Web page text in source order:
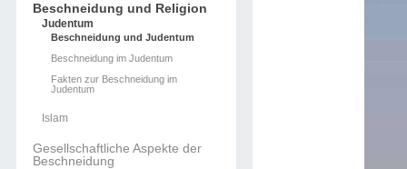
Beschneidung und Religion
Judentum
Beschneidung und Judentum
Beschneidung im Judentum
Fakten zur Beschneidung im
Judentum
Islam
Gesellschaftliche Aspekte der
Beschneidung